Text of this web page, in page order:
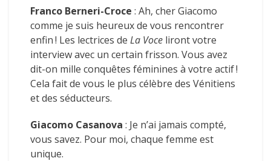
Franco Berneri-Croce : Ah, cher Giacomo
comme je suis heureux de vous rencontrer
enfin ! Les lectrices de La Voce liront votre
interview avec un certain frisson. Vous avez
dit-on mille conquêtes féminines à votre actif !
Cela fait de vous le plus célèbre des Vénitiens
et des séducteurs.
Giacomo Casanova : Je n’ai jamais compté,
vous savez. Pour moi, chaque femme est
unique.